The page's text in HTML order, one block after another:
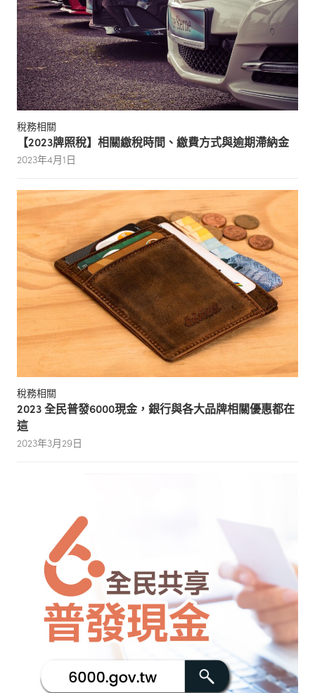
稅務相關
【2023牌照稅】相關繳稅時間、繳費方式與逾期滯納金
2023年4月1日
稅務相關
2023 全民普發6000現金，銀行與各大品牌相關優惠都在
這
2023年3月29日